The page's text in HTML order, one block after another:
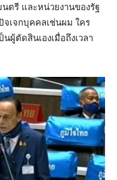
ตรี และหน่วยงานของรัฐ
เจกบุคคลเช่นผม ใคร
ผู้ตัดสินเองเมื่อถึงเวลา